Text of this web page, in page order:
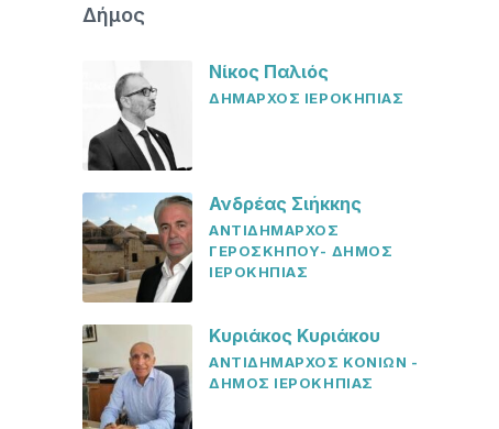
Δήμος
Νίκος Παλιός
ΔΗΜΑΡΧΟΣ ΙΕΡΟΚΗΠΙΑΣ
Ανδρέας Σιήκκης
ΑΝΤΙΔΗΜΑΡΧΟΣ
ΓΕΡΟΣΚΗΠΟΥ- ΔΗΜΟΣ
ΙΕΡΟΚΗΠΙΑΣ
Κυριάκος Κυριάκου
ΑΝΤΙΔΗΜΑΡΧΟΣ ΚΟΝΙΩΝ -
ΔΗΜΟΣ ΙΕΡΟΚΗΠΙΑΣ